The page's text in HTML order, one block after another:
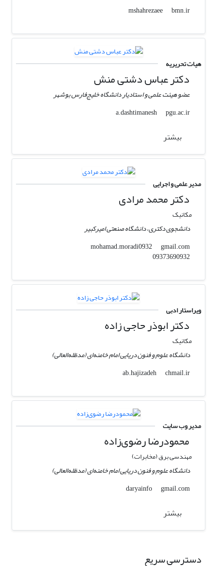
mshahrezaee
bmn.ir
هیات تحریریه
دکتر عباس دشتی منش
عضو هیئت علمی و استادیار دانشگاه خلیج‌فارس بوشهر
a.dashtimanesh
pgu.ac.ir
بیشتر
مدیر علمی و اجرایی
دکتر محمد مرادی
مکانیک
دانشجوی دکتری، دانشگاه صنعتی امیرکبیر
mohamad.moradi0932
gmail.com
09373690932
ویراستار ادبی
دکتر ابوذر حاجی زاده
مکانیک
دانشگاه علوم و فنون دریایی امام خامنه‌ای (مدظله‌العالی)
ab.hajizadeh
chmail.ir
مدیر وب سایت
محمودرضا رضوی‌زاده
مهندسی برق (مخابرات)
دانشگاه علوم و فنون دریایی امام خامنه‌ای (مدظله‌العالی)
daryainfo
gmail.com
بیشتر
دسترسی سریع